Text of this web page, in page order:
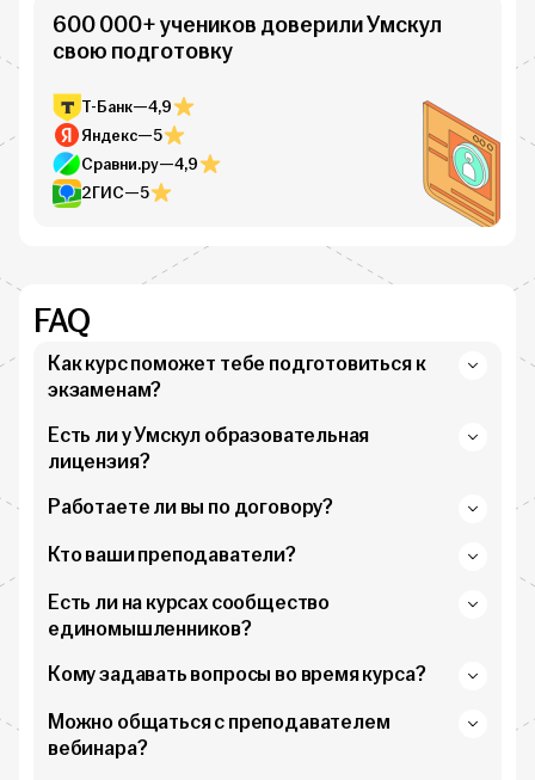
600 000+ учеников доверили Умскул
свою подготовку
Т-Банк—4,9
Яндекс—5
Сравни.ру—4,9
2ГИС—5
FAQ
Как курс поможет тебе подготовиться к
экзаменам?
Есть ли у Умскул образовательная
лицензия?
Работаете ли вы по договору?
Кто ваши преподаватели?
Есть ли на курсах сообщество
единомышленников?
Кому задавать вопросы во время курса?
Можно общаться с преподавателем
вебинара?